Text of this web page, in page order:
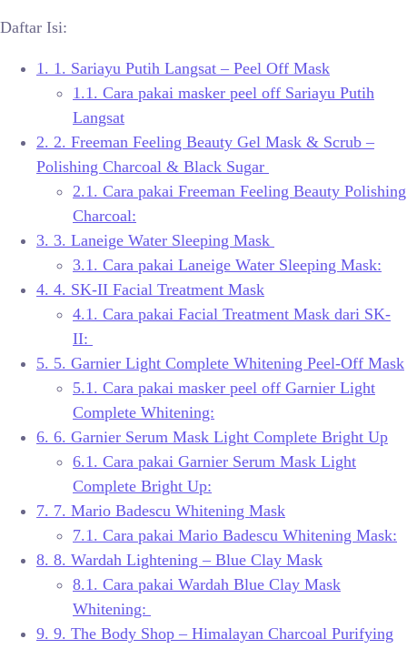
Daftar Isi:
1. 1. Sariayu Putih Langsat – Peel Off Mask
1.1. Cara pakai masker peel off Sariayu Putih
Langsat
2. 2. Freeman Feeling Beauty Gel Mask & Scrub –
Polishing Charcoal & Black Sugar
2.1. Cara pakai Freeman Feeling Beauty Polishing
Charcoal:
3. 3. Laneige Water Sleeping Mask
3.1. Cara pakai Laneige Water Sleeping Mask:
4. 4. SK-II Facial Treatment Mask
4.1. Cara pakai Facial Treatment Mask dari SK-
II:
5. 5. Garnier Light Complete Whitening Peel-Off Mask
5.1. Cara pakai masker peel off Garnier Light
Complete Whitening:
6. 6. Garnier Serum Mask Light Complete Bright Up
6.1. Cara pakai Garnier Serum Mask Light
Complete Bright Up:
7. 7. Mario Badescu Whitening Mask
7.1. Cara pakai Mario Badescu Whitening Mask:
8. 8. Wardah Lightening – Blue Clay Mask
8.1. Cara pakai Wardah Blue Clay Mask
Whitening:
9. 9. The Body Shop – Himalayan Charcoal Purifying